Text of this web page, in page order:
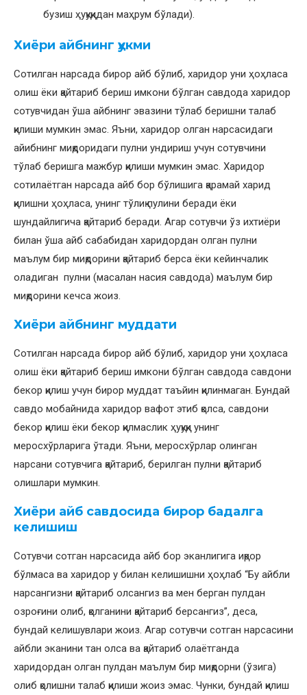
бузиш ҳуқуқидан маҳрум бўлади).
Хиёри айбнинг ҳукми
Сотилган нарсада бирор айб бўлиб, харидор уни ҳоҳласа
олиш ёки қайтариб бериш имкони бўлган савдода харидор
сотувчидан ўша айбнинг эвазини тўлаб беришни талаб
қилиши мумкин эмас. Яъни, харидор олган нарсасидаги
айибнинг миқдоридаги пулни ундириш учун сотувчини
тўлаб беришга мажбур қилиши мумкин эмас. Харидор
сотилаётган нарсада айб бор бўлишига қарамай харид
қилишни ҳоҳласа, унинг тўлиқ пулини беради ёки
шундайлигича қайтариб беради. Агар сотувчи ўз ихтиёри
билан ўша айб сабабидан харидордан олган пулни
маълум бир миқдорини қайтариб берса ёки кейинчалик
оладиган пулни (масалан насия савдода) маълум бир
миқдорини кечса жоиз.
Хиёри айбнинг муддати
Сотилган нарсада бирор айб бўлиб, харидор уни ҳоҳласа
олиш ёки қайтариб бериш имкони бўлган савдода савдони
бекор қилиш учун бирор муддат таъйин қилинмаган. Бундай
савдо мобайнида харидор вафот этиб қолса, савдони
бекор қилиш ёки бекор қилмаслик ҳуқуқи унинг
меросхўрларига ўтади. Яъни, меросхўрлар олинган
нарсани сотувчига қайтариб, берилган пулни қайтариб
олишлари мумкин.
Хиёри айб савдосида бирор бадалга
келишиш
Сотувчи сотган нарсасида айб бор эканлигига иқрор
бўлмаса ва харидор у билан келишишни ҳоҳлаб “Бу айбли
нарсангизни қайтариб олсангиз ва мен берган пулдан
озроғини олиб, қолганини қайтариб берсангиз”, деса,
бундай келишувлари жоиз. Агар сотувчи сотган нарсасини
айбли эканини тан олса ва қайтариб олаётганда
харидордан олган пулдан маълум бир миқдорни (ўзига)
олиб қолишни талаб қилиши жоиз эмас. Чунки, бундай қилиш